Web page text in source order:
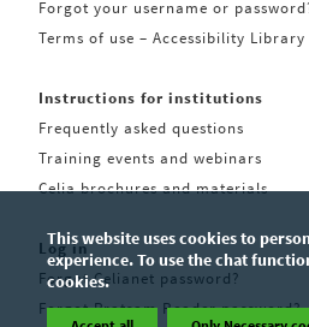
Forgot your username or
Terms of use – Accessibility Library
Instructions for institutions
Frequently asked questions
Training events and webinars
Celia brochures and materials
Log in
Forgot Celianet password?
Forgot Pratsam Reader password?
This website uses cookies to
experience. To use the chat
cookies.